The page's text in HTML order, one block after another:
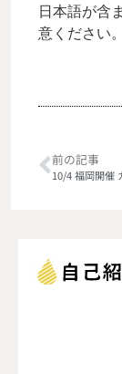
日本語が含
意ください
前の記事